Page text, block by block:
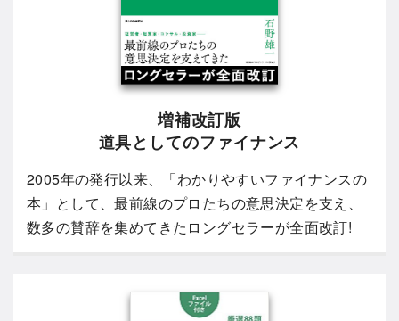
増補改訂版
道具としてのファイナンス
2005年の発行以来、「わかりやすいファイナンスの
本」として、最前線のプロたちの意思決定を支え、
数多の賛辞を集めてきたロングセラーが全面改訂!